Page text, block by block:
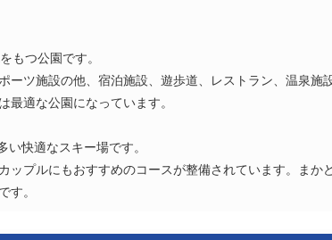
もつ公園です。
ーツ施設の他、宿泊施設、遊歩道、レストラン、温泉施
適な公園になっています。
快適なスキー場です。
プルにもおすすめのコースが整備されています。まか
す。